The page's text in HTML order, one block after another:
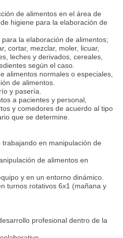
de alimentos en el área de
higiene para la elaboración de
la elaboración de alimentos;
cortar, mezclar, moler, licuar,
leches y derivados, cereales,
según el caso.
alimentos normales o especiales,
de alimentos.
y pasería.
a pacientes y personal,
y comedores de acuerdo al tipo
que se determine.
en manipulación de
de alimentos en
y en un entorno dinámico.
turnos rotativos 6x1 (mañana y
profesional dentro de la